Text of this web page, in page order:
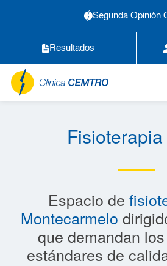
Segunda Opinión
Resultados
Espacio de
Montecarmelo
que demandan
estándares de